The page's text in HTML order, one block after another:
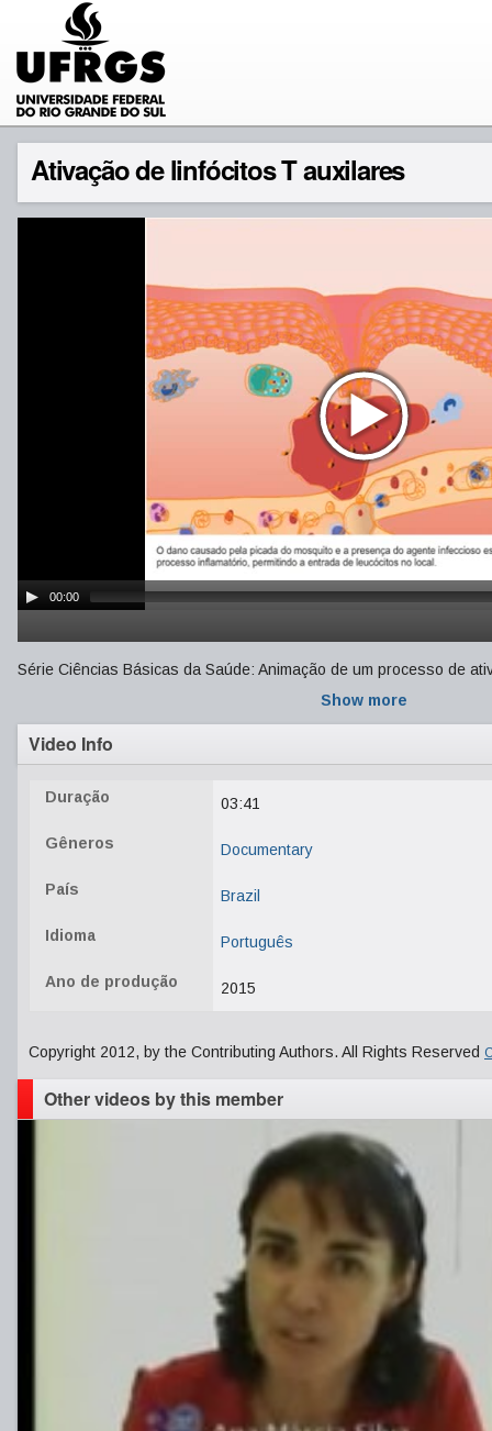
Ativação de linfócitos T auxilares
00:00
Série Ciências Básicas da Saúde: Animação de um processo de
Show more
Video Info
Duração 03:41
Gêneros Documentary
País Brazil
Idioma Português
Ano de produção 2015
Copyright 2012, by the Contributing Authors. All Rights Reserved
Other videos by this member